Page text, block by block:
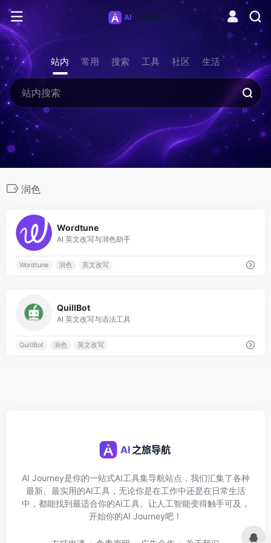
站内 常用 搜索 工具 社区 生活
润色
Wordtune
AI 英文改写与润色助手
Wordtune 润色 英文改写
QuillBot
AI 英文改写与语法工具
QuillBot 润色 英文改写
AI Journey是你的一站式AI工具集导航站点，我们汇集了各种
最新、最实用的AI工具，无论你是在工作中还是在日常生活
中，都能找到最适合你的AI工具。让人工智能变得触手可及，
开始你的AI Journey吧！